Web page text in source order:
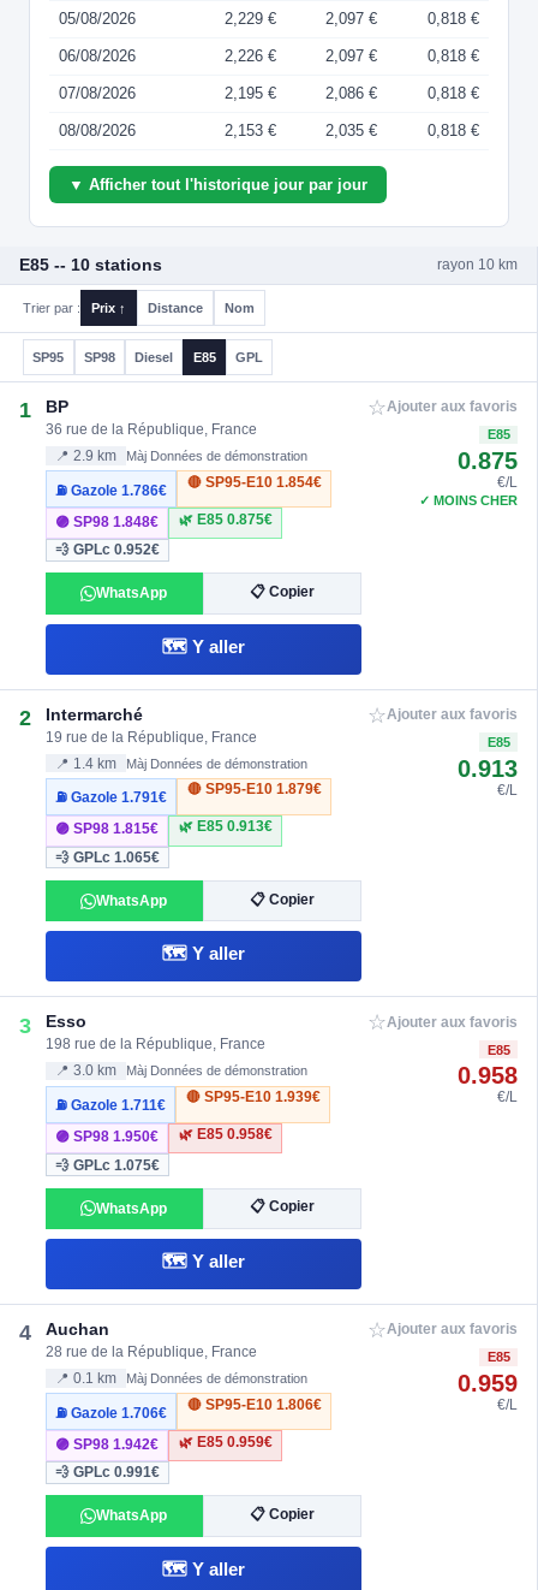
05/08/2026 2,229 € 2,097 € 0,818 €
06/08/2026 2,226 € 2,097 € 0,818 €
07/08/2026 2,195 € 2,086 € 0,818 €
08/08/2026 2,153 € 2,035 € 0,818 €
▼ Afficher tout l'historique jour par jour
E85 -- 10 stations rayon 10 km
Trier par : Prix ↑ Distance Nom
SP95 SP98 Diesel E85 GPL
1 BP
36 rue de la République, France
📍 2.9 km Màj Données de démonstration
⛽ Gazole1.786€
🔴 SP95-E10 1.854€
🟣 SP981.848€ 🌿 E85 0.875€
💨 GPLc0.952€
WhatsApp 📋 Copier
🗺️ Y aller
☆Ajouter aux favoris
E85
0.875
€/L
✓ MOINS CHER
2 Intermarché
19 rue de la République, France
📍 1.4 km Màj Données de démonstration
⛽ Gazole1.791€
🔴 SP95-E10 1.879€
🟣 SP981.815€ 🌿 E85 0.913€
💨 GPLc1.065€
WhatsApp 📋 Copier
🗺️ Y aller
☆Ajouter aux favoris
E85
0.913
€/L
3 Esso
198 rue de la République, France
📍 3.0 km Màj Données de démonstration
⛽ Gazole1.711€
🔴 SP95-E10 1.939€
🟣 SP981.950€ 🌿 E85 0.958€
💨 GPLc1.075€
WhatsApp 📋 Copier
🗺️ Y aller
☆Ajouter aux favoris
E85
0.958
€/L
4 Auchan
28 rue de la République, France
📍 0.1 km Màj Données de démonstration
⛽ Gazole1.706€
🔴 SP95-E10 1.806€
🟣 SP981.942€ 🌿 E85 0.959€
💨 GPLc0.991€
WhatsApp 📋 Copier
🗺️ Y aller
☆Ajouter aux favoris
E85
0.959
€/L